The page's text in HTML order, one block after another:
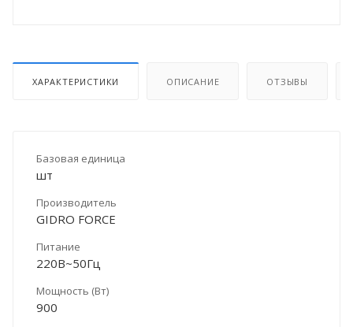
ХАРАКТЕРИСТИКИ ОПИСАНИЕ ОТЗЫВЫ
Базовая единица
шт
Производитель
GIDRO FORCE
Питание
220В~50Гц
Мощность (Вт)
900